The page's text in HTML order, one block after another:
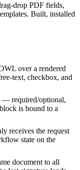
drop PDF fields,
Built, installed
over a rendered
text, checkbox, and
— required/optional,
is bound to a
receives the request
state on the
document to all